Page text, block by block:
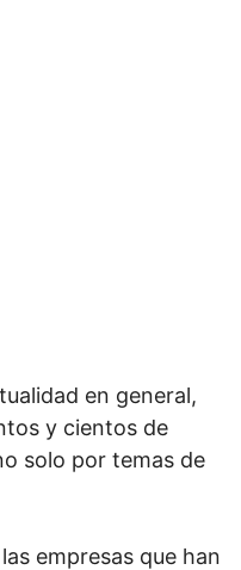
en general,
y cientos de
solo por temas de
empresas que han